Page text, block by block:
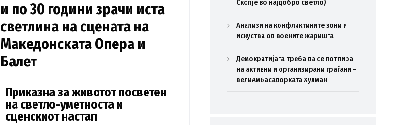
и по 30 години зрачи иста
светлина на сцената на
Македонската Опера и
Балет
Приказна за животот посветен
на светло-уметноста и
сценскиот настап
Скопје во најдобро светло)
Анализи на конфликтините зони и
искуства од воените жаришта
Демократијата треба да се потпира
на активни и организирани граѓани –
велиАмбасадорката Хулман